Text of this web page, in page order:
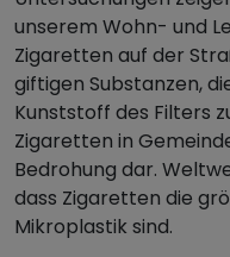
unserem Wohn- und
Zigaretten auf der
giftigen Substanzen,
Kunststoff des Filters
Zigaretten in
Bedrohung dar.
dass Zigaretten die
Mikroplastik sind.